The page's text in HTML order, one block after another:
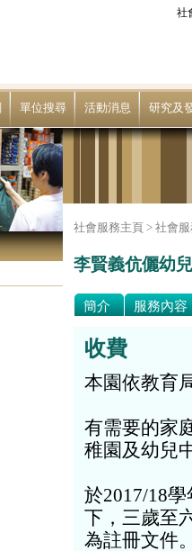
社
單位搜尋 活動消息 研究及
社會服務主頁 > 社會
李賢義伉儷幼
簡介 服務內容
收費
本園依教育
有需要的家
稚園及幼兒
於2017/18
下，三歲至
為註冊文件